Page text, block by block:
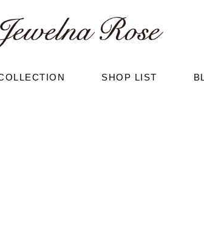
SHOP LIST